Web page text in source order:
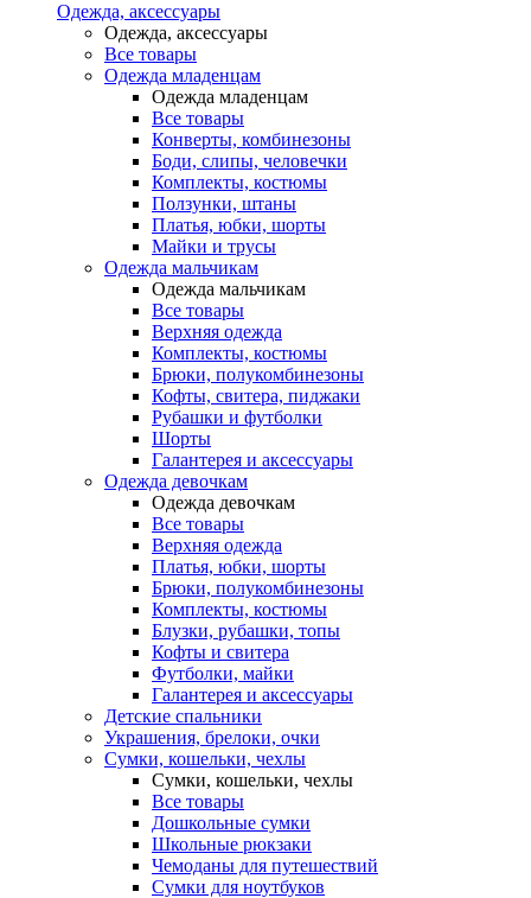
Одежда, аксессуары
Одежда, аксессуары
Все товары
Одежда младенцам
Одежда младенцам
Все товары
Конверты, комбинезоны
Боди, слипы, человечки
Комплекты, костюмы
Ползунки, штаны
Платья, юбки, шорты
Майки и трусы
Одежда мальчикам
Одежда мальчикам
Все товары
Верхняя одежда
Комплекты, костюмы
Брюки, полукомбинезоны
Кофты, свитера, пиджаки
Рубашки и футболки
Шорты
Галантерея и аксессуары
Одежда девочкам
Одежда девочкам
Все товары
Верхняя одежда
Платья, юбки, шорты
Брюки, полукомбинезоны
Комплекты, костюмы
Блузки, рубашки, топы
Кофты и свитера
Футболки, майки
Галантерея и аксессуары
Детские спальники
Украшения, брелоки, очки
Сумки, кошельки, чехлы
Сумки, кошельки, чехлы
Все товары
Дошкольные сумки
Школьные рюкзаки
Чемоданы для путешествий
Сумки для ноутбуков